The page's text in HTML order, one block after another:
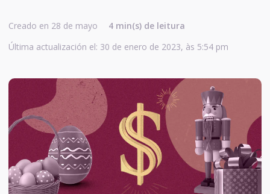
Creado en 28 de mayo 4 min(s) de leitura
Última actualización el: 30 de enero de 2023, às 5:54 pm